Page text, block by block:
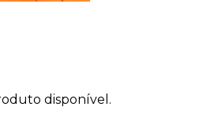
disponível.